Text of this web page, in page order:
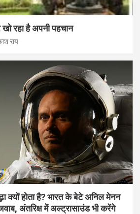
रहा है अपनी पहचान
राय
क्यों होता है? भारत के बेटे अनिल मेनन
अंतरिक्ष में अल्ट्रासाउंड भी करेंगे